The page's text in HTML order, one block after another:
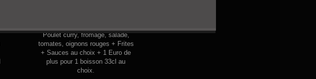
Poulet curry, fromage, salade,
tomates, oignons rouges + Frites
+ Sauces au choix + 1 Euro de
plus pour 1 boisson 33cl au
choix.